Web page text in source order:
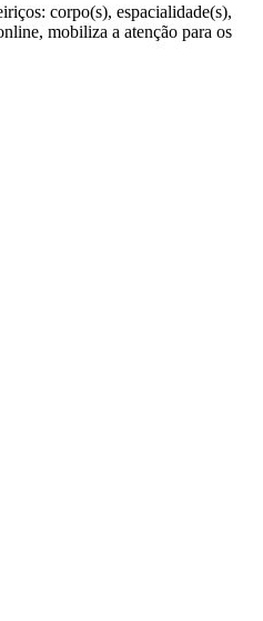
corpo(s), espacialidade(s),
mobiliza a atenção para os